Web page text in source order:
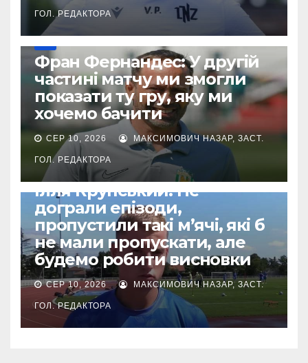
ГОЛ. РЕДАКТОРА
Фран Фернандес: У другій
частині матчу ми змогли
показати ту гру, яку ми
хочемо бачити
СЕР 10, 2026 МАКСИМОВИЧ НАЗАР, ЗАСТ.
ГОЛ. РЕДАКТОРА
УПЛ
Ілля Крупський: Не
дограли епізоди,
пропустили такі м’ячі, які б
не мали пропускати, але
будемо робити висновки
СЕР 10, 2026 МАКСИМОВИЧ НАЗАР, ЗАСТ.
ГОЛ. РЕДАКТОРА